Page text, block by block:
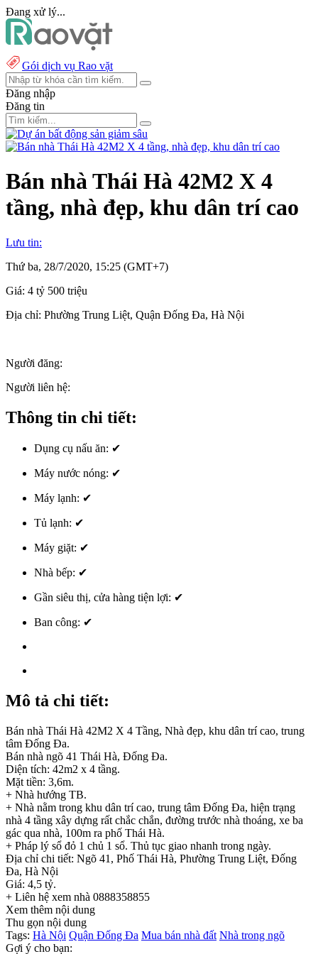
Đang xử lý...
Gói dịch vụ Rao vặt
Đăng nhập
Đăng tin
Bán nhà Thái Hà 42M2 X 4
tầng, nhà đẹp, khu dân trí cao
Lưu tin:
Thứ ba, 28/7/2020, 15:25 (GMT+7)
Giá: 4 tỷ 500 triệu
Địa chỉ: Phường Trung Liệt, Quận Đống Đa, Hà Nội
Người đăng:
Người liên hệ:
Thông tin chi tiết:
Dụng cụ nấu ăn: ✔
Máy nước nóng: ✔
Máy lạnh: ✔
Tủ lạnh: ✔
Máy giặt: ✔
Nhà bếp: ✔
Gần siêu thị, cửa hàng tiện lợi: ✔
Ban công: ✔
Mô tả chi tiết:
Bán nhà Thái Hà 42M2 X 4 Tầng, Nhà đẹp, khu dân trí cao, trung
tâm Đống Đa.
Bán nhà ngõ 41 Thái Hà, Đống Đa.
Diện tích: 42m2 x 4 tầng.
Mặt tiền: 3,6m.
+ Nhà hướng TB.
+ Nhà nằm trong khu dân trí cao, trung tâm Đống Đa, hiện trạng
nhà 4 tầng xây dựng rất chắc chắn, đường trước nhà thoáng, xe ba
gác qua nhà, 100m ra phố Thái Hà.
+ Pháp lý sổ đỏ 1 chủ 1 sổ. Thủ tục giao nhanh trong ngày.
Địa chỉ chi tiết: Ngõ 41, Phố Thái Hà, Phường Trung Liệt, Đống
Đa, Hà Nội
Giá: 4,5 tỷ.
+ Liên hệ xem nhà 0888358855
Xem thêm nội dung
Thu gọn nội dung
Tags: Hà Nội Quận Đống Đa Mua bán nhà đất Nhà trong ngõ
Gợi ý cho bạn: